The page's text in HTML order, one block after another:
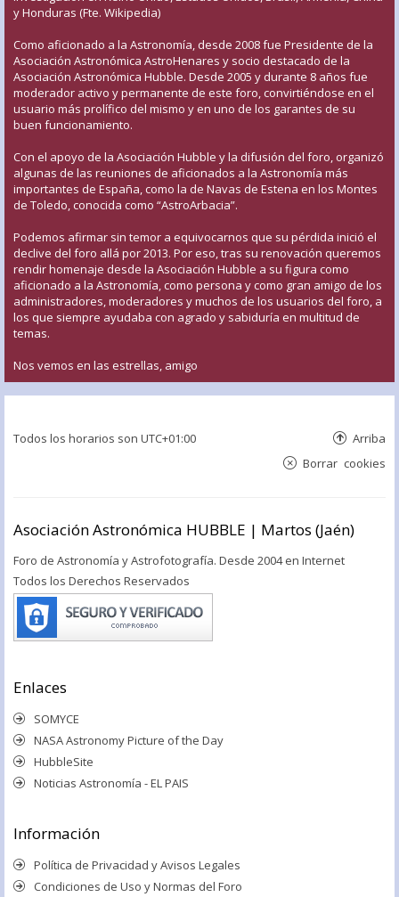
y Honduras (Fte. Wikipedia)
Como aficionado a la Astronomía, desde 2008 fue Presidente de la
Asociación Astronómica AstroHenares y socio destacado de la
Asociación Astronómica Hubble. Desde 2005 y durante 8 años fue
moderador activo y permanente de este foro, convirtiéndose en el
usuario más prolífico del mismo y en uno de los garantes de su
buen funcionamiento.
Con el apoyo de la Asociación Hubble y la difusión del foro, organizó
algunas de las reuniones de aficionados a la Astronomía más
importantes de España, como la de Navas de Estena en los Montes
de Toledo, conocida como “AstroArbacia”.
Podemos afirmar sin temor a equivocarnos que su pérdida inició el
declive del foro allá por 2013. Por eso, tras su renovación queremos
rendir homenaje desde la Asociación Hubble a su figura como
aficionado a la Astronomía, como persona y como gran amigo de los
administradores, moderadores y muchos de los usuarios del foro, a
los que siempre ayudaba con agrado y sabiduría en multitud de
temas.
Nos vemos en las estrellas, amigo
Todos los horarios son UTC+01:00 Arriba
Borrar cookies
Asociación Astronómica HUBBLE | Martos (Jaén)
Foro de Astronomía y Astrofotografía. Desde 2004 en Internet
Todos los Derechos Reservados
Enlaces
SOMYCE
NASA Astronomy Picture of the Day
HubbleSite
Noticias Astronomía - EL PAIS
Información
Política de Privacidad y Avisos Legales
Condiciones de Uso y Normas del Foro